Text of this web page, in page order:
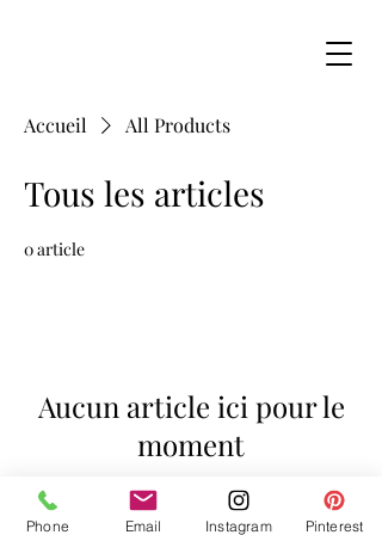
Accueil All Products
Tous les articles
0 article
Aucun article ici pour le
moment
En attendant, vous pouvez choisir
Phone Email Instagram Pinterest